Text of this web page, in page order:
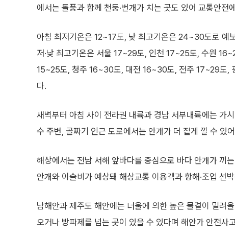
에서는 돌풍과 함께 천둥·번개가 치는 곳도 있어 교통안전
아침 최저기온은 12~17도, 낮 최고기온은 24~30도로 예
저·낮 최고기온은 서울 17~29도, 인천 17~25도, 수원
15~25도, 청주 16~30도, 대전 16~30도, 전주 17~29도,
다.
새벽부터 아침 사이 전라권 내륙과 경남 서부내륙에는 가
수 주변, 골짜기 인근 도로에서는 안개가 더 짙게 낄 수 있
해상에서는 전남 서해 앞바다를 중심으로 바다 안개가 끼
안개와 이슬비가 예상돼 해상교통 이용객과 항해·조업 선
남해안과 제주도 해안에는 너울에 의한 높은 물결이 밀려
오거나 방파제를 넘는 곳이 있을 수 있다며 해안가 안전사